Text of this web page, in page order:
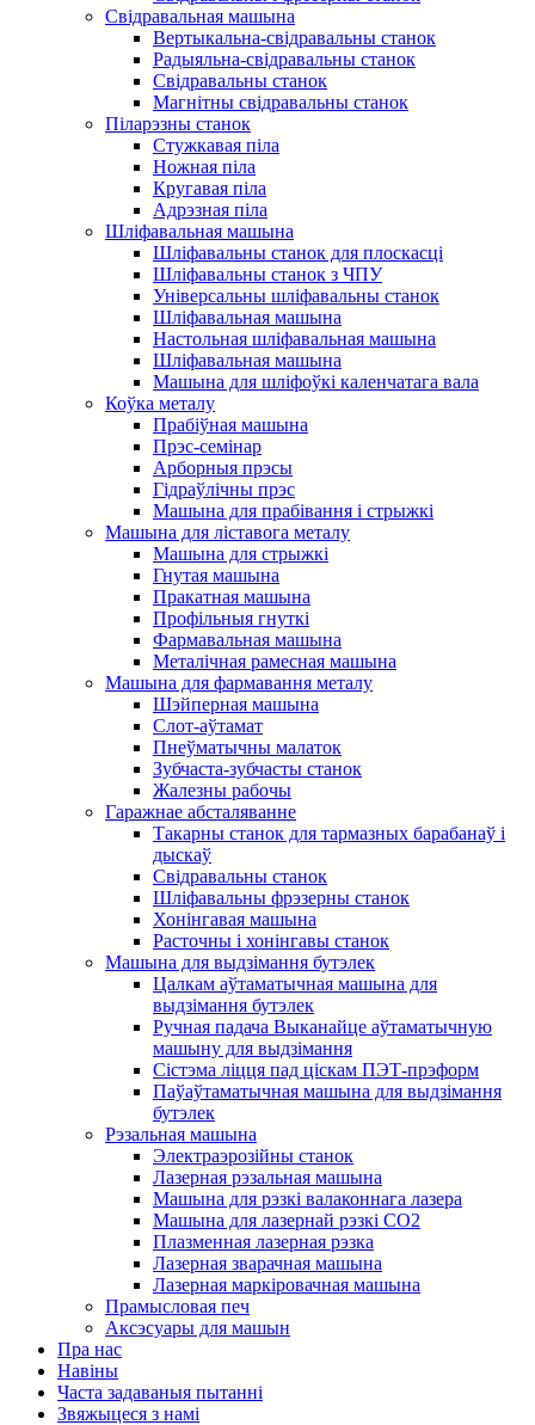
Свідравальная машына
Вертыкальна-свідравальны станок
Радыяльна-свідравальны станок
Свідравальны станок
Магнітны свідравальны станок
Піларэзны станок
Стужкавая піла
Ножная піла
Кругавая піла
Адрэзная піла
Шліфавальная машына
Шліфавальны станок для плоскасці
Шліфавальны станок з ЧПУ
Універсальны шліфавальны станок
Шліфавальная машына
Настольная шліфавальная машына
Шліфавальная машына
Машына для шліфоўкі каленчатага вала
Коўка металу
Прабіўная машына
Прэс-семінар
Арборныя прэсы
Гідраўлічны прэс
Машына для прабівання і стрыжкі
Машына для ліставога металу
Машына для стрыжкі
Гнутая машына
Пракатная машына
Профільныя гнуткі
Фармавальная машына
Металічная рамесная машына
Машына для фармавання металу
Шэйперная машына
Слот-аўтамат
Пнеўматычны малаток
Зубчаста-зубчасты станок
Жалезны рабочы
Гаражнае абсталяванне
Такарны станок для тармазных барабанаў і
дыскаў
Свідравальны станок
Шліфавальны фрэзерны станок
Хонінгавая машына
Расточны і хонінгавы станок
Машына для выдзімання бутэлек
Цалкам аўтаматычная машына для
выдзімання бутэлек
Ручная падача Выканайце аўтаматычную
машыну для выдзімання
Сістэма ліцця пад ціскам ПЭТ-прэформ
Паўаўтаматычная машына для выдзімання
бутэлек
Рэзальная машына
Электраэрозійны станок
Лазерная рэзальная машына
Машына для рэзкі валаконнага лазера
Машына для лазернай рэзкі CO2
Плазменная лазерная рэзка
Лазерная зварачная машына
Лазерная маркіровачная машына
Прамысловая печ
Аксэсуары для машын
Пра нас
Навіны
Часта задаваныя пытанні
Звяжыцеся з намі